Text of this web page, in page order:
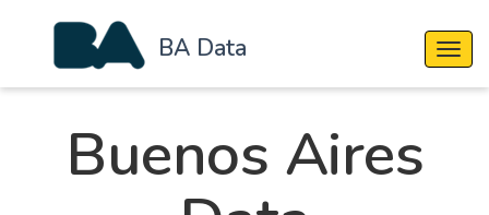
BA Data
Buenos Aires